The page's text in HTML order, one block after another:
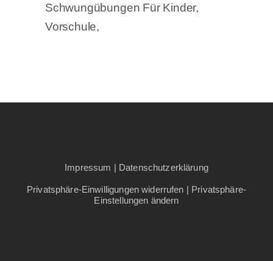
Schwungübungen Für Kinder
Vorschule
Impressum | Datenschutzerklärung
Privatsphäre-Einwilligungen widerrufen | Privatsphäre-
Einstellungen ändern